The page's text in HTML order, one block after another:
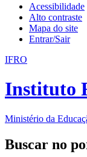
Acessibilidade
Alto contraste
Mapa do site
Entrar/Sair
IFRO
Instituto
Ministério da
Buscar no